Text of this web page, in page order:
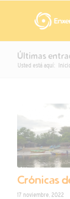
Últimas
Usted está aquí:
Crónicas
17 noviembre, 2022